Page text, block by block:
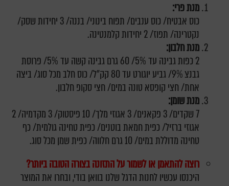
מנת פרי:
כוס אבטיח/ כוס ענבים/ תפוח בינוני/ בננה/ 3 יחידות שסק/
נקטרינה/ תפוז/ 2 יחידות קלמנטינה.
מנת חלבון:
2 כפות גבינה עד 5%/ 60 גרם גבינה קשה עד 5%/ פרוסת
גבנצ 9%/ גביע יוגורט עד 80 קק"ל/ כוס חלב מכל סוג/ ביצה
אחת/ חצי קופסא טונה במים/ חצי סקופ חלבון.
מנת שומן:
7 שקדים/ 3 פקאנים/ 3 אגוזי מלך/ 10 פיסטוק/ 3 מקדמיה/ 2
אגוזי ברזיל/ כפית חמאת בוטנים/ כפית טחינה גולמית/ כף
טחינה מדוללת במים/ 10 גרם חלווה/ כפית שמן מכל סוג.
רוצה להתאמן או לשמור על התזונה בצורה הטובה ביותר?
היכנסו עכשיו לחנות הדגל שלנו בוואן בודי, ובחרו את המוצר